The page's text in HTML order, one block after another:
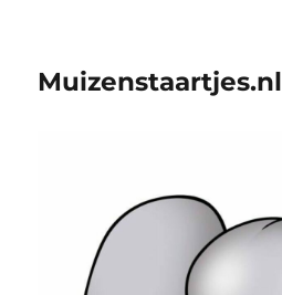
Muizenstaartjes.nl